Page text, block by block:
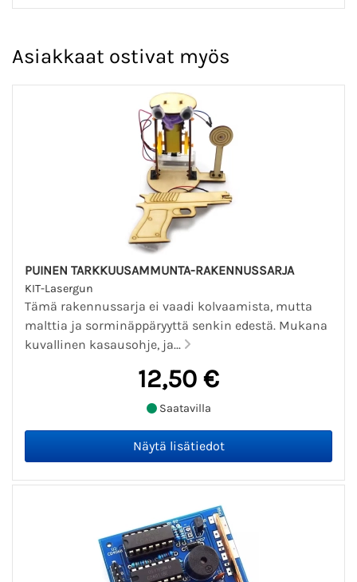
Asiakkaat ostivat myös
PUINEN TARKKUUSAMMUNTA-RAKENNUSSARJA
KIT-Lasergun
Tämä rakennussarja ei vaadi kolvaamista, mutta
malttia ja sorminäppäryyttä senkin edestä. Mukana
kuvallinen kasausohje, ja...
12,50 €
Saatavilla